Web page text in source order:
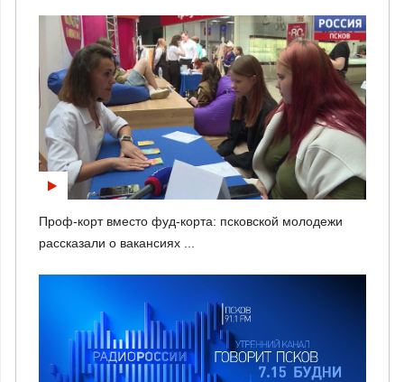
Проф-корт вместо фуд-корта: псковской молодежи
рассказали о вакансиях ...